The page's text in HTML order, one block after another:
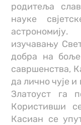
родитеља
науке
изучавању
добра на
савршенства,
да лично чује
Златоуст га
Користивши
Касиан се